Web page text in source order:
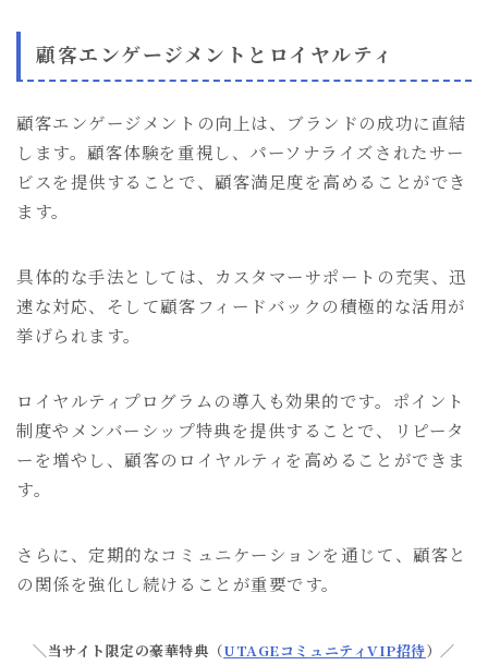
顧客エンゲージメントとロイヤルティ
顧客エンゲージメントの向上は、ブランドの成功に直結
します。顧客体験を重視し、パーソナライズされたサー
ビスを提供することで、顧客満足度を高めることができ
ます。
具体的な手法としては、カスタマーサポートの充実、迅
速な対応、そして顧客フィードバックの積極的な活用が
挙げられます。
ロイヤルティプログラムの導入も効果的です。ポイント
制度やメンバーシップ特典を提供することで、リピータ
ーを増やし、顧客のロイヤルティを高めることができま
す。
さらに、定期的なコミュニケーションを通じて、顧客と
の関係を強化し続けることが重要です。
＼当サイト限定の豪華特典（UTAGEコミュニティVIP招待）／